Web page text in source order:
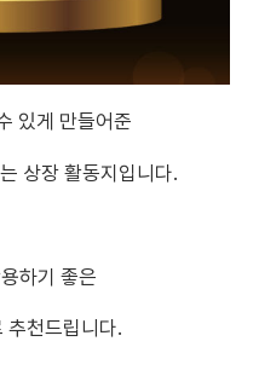
있게 만들어준
상장 활동지입니다.
하기 좋은
추천드립니다.